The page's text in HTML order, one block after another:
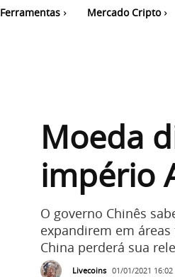
Ferramentas Mercado Cripto
Moeda
império
O governo Chinês
expandirem em
China perderá sua
Livecoins 01/01/2021 16:02